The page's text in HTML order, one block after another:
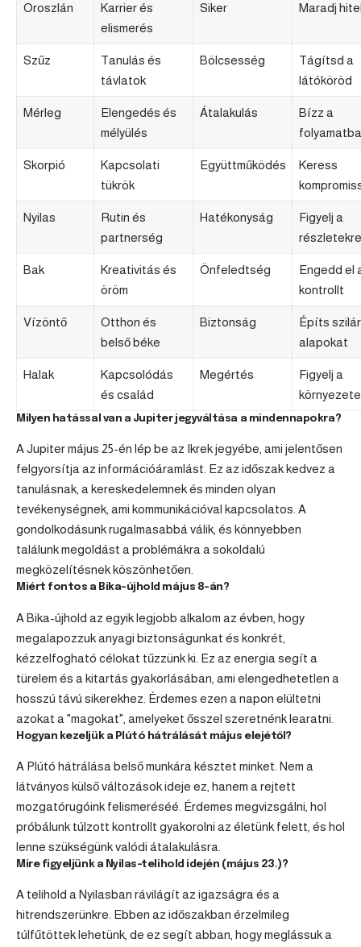
Oroszlán
Karrier és
elismerés
Siker Maradj
Szűz
Tanulás és
távlatok
Bölcsesség
Tágítsd a
látóköröd
Mérleg
Elengedés és
mélyülés
Átalakulás
Bízz a
Skorpió
Kapcsolati
tükrök
Együttműködés
Keress
Nyilas
Rutin és
partnerség
Hatékonyság
Figyelj a
részletekre
Bak
Kreativitás és
öröm
Önfeledtség
Engedd el
kontrollt
Vízöntő
Otthon és
belső béke
Biztonság
Építs
alapokat
Halak
Kapcsolódás
és család
Megértés
Figyelj a
Milyen hatással van a Jupiter jegyváltása a mindennapokra?
A Jupiter május 25-én lép be az Ikrek jegyébe, ami jelentősen
felgyorsítja az információáramlást. Ez az időszak kedvez a
tanulásnak, a kereskedelemnek és minden olyan
tevékenységnek, ami kommunikációval kapcsolatos. A
gondolkodásunk rugalmasabbá válik, és könnyebben
találunk megoldást a problémákra a sokoldalú
megközelítésnek köszönhetően.
Miért fontos a Bika-újhold május 8-án?
A Bika-újhold az egyik legjobb alkalom az évben, hogy
megalapozzuk anyagi biztonságunkat és konkrét,
kézzelfogható célokat tűzzünk ki. Ez az energia segít a
türelem és a kitartás gyakorlásában, ami elengedhetetlen a
hosszú távú sikerekhez. Érdemes ezen a napon elültetni
azokat a "magokat", amelyeket ősszel szeretnénk learatni.
Hogyan kezeljük a Plútó hátrálását május elejétől?
A Plútó hátrálása belső munkára késztet minket. Nem a
látványos külső változások ideje ez, hanem a rejtett
mozgatórugóink felismeréséé. Érdemes megvizsgálni, hol
próbálunk túlzott kontrollt gyakorolni az életünk felett, és hol
lenne szükségünk valódi átalakulásra.
Mire figyeljünk a Nyilas-telihold idején (május 23.)?
A telihold a Nyilasban rávilágít az igazságra és a
hitrendszerünkre. Ebben az időszakban érzelmileg
túlfűtöttek lehetünk, de ez segít abban, hogy meglássuk a